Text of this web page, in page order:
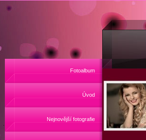
Fotoalbum
Úvod
Nejnovější fotografie